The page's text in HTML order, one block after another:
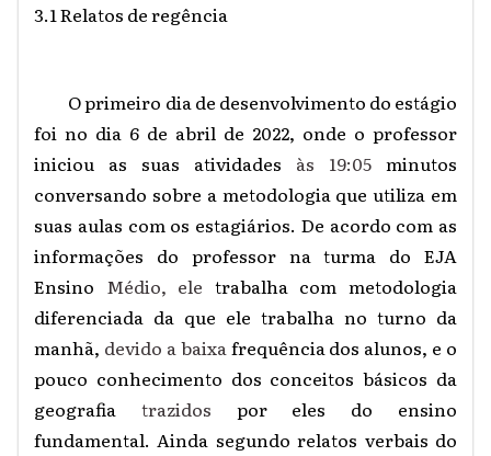
3.1 Relatos de regência
O primeiro dia de desenvolvimento do estágio
foi no dia 6 de abril de 2022, onde o professor
iniciou as suas atividades às 19:05 minutos
conversando sobre a metodologia que utiliza em
suas aulas com os estagiários. De acordo com as
informações do professor na turma do EJA
Ensino Médio, ele trabalha com metodologia
diferenciada da que ele trabalha no turno da
manhã, devido a baixafrequência dos alunos, e o
pouco conhecimento dos conceitos básicos da
geografia trazidos por eles do ensino
fundamental. Ainda segundo relatos verbais do